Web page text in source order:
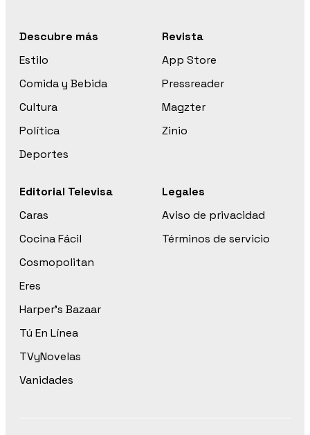
Descubre más
Estilo
Comida y Bebida
Cultura
Política
Deportes
Revista
App Store
Pressreader
Magzter
Zinio
Editorial Televisa
Caras
Cocina Fácil
Cosmopolitan
Eres
Harper’s Bazaar
Tú En Línea
TVyNovelas
Vanidades
Legales
Aviso de privacidad
Términos de servicio